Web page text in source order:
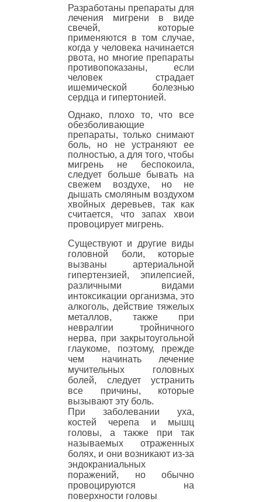
Разработаны препараты для
лечения мигрени в виде
свечей, которые
применяются в том случае,
когда у человека начинается
рвота, но многие препараты
противопоказаны, если
человек страдает
ишемической болезнью
сердца и гипертонией.
Однако, плохо то, что все
обезболивающие
препараты, только снимают
боль, но не устраняют ее
полностью, а для того, чтобы
мигрень не беспокоила,
следует больше бывать на
свежем воздухе, но не
дышать смоляным воздухом
хвойных деревьев, так как
считается, что запах хвои
провоцирует мигрень.
Существуют и другие виды
головной боли, которые
вызваны артериальной
гипертензией, эпилепсией,
различными видами
интоксикации организма, это
алкоголь, действие тяжелых
металлов, также при
невралгии тройничного
нерва, при закрытоугольной
глаукоме, поэтому, прежде
чем начинать лечение
мучительных головных
болей, следует устранить
все причины, которые
вызывают эту боль.
При заболевании уха,
костей черепа и мышц
головы, а также при так
называемых отраженных
болях, и они возникают из-за
эндокраниальных
поражений, но обычно
провоцируются на
поверхности головы